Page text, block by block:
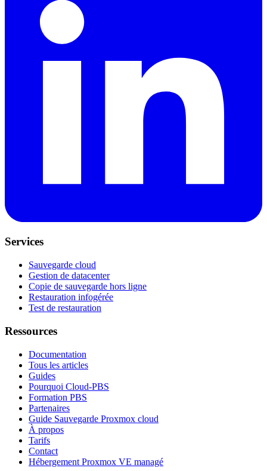
Services
Sauvegarde cloud
Gestion de datacenter
Copie de sauvegarde hors ligne
Restauration infogérée
Test de restauration
Ressources
Documentation
Tous les articles
Guides
Pourquoi Cloud-PBS
Formation PBS
Partenaires
Guide Sauvegarde Proxmox cloud
À propos
Tarifs
Contact
Hébergement Proxmox VE managé